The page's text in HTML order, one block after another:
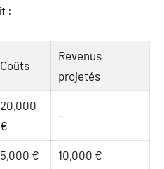
:
Coûts
Revenus
projetés
20,000
€
–
5,000 € 10,000 €